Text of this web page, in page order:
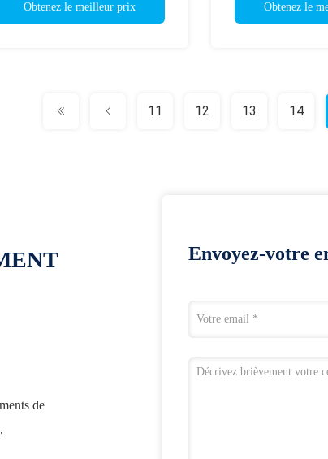
Obtenez le meilleur prix
Obtenez le
11 12 13 14
de
Envoyez-votre